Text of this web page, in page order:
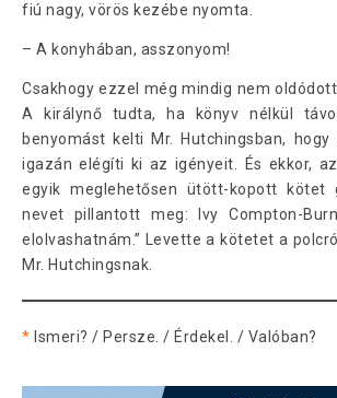
fiú nagy, vörös kezébe nyomta.
– A konyhában, asszonyom!
Csakhogy ezzel még mindig nem
A királynő tudta, ha könyv nélkül
benyomást kelti Mr. Hutchingsban,
igazán elégíti ki az igényeit. És ekkor,
egyik meglehetősen ütött-kopott kötet
nevet pillantott meg: Ivy Compton-
elolvashatnám.” Levette a kötetet a
Mr. Hutchingsnak.
* Ismeri? / Persze. / Érdekel. / Valóban?